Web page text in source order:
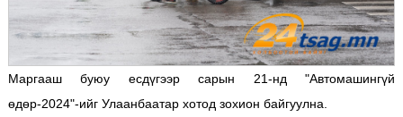
Маргааш буюу есдүгээр сарын 21-нд "Автомашингүй
өдөр-2024"-ийг Улаанбаатар хотод зохион байгуулна.